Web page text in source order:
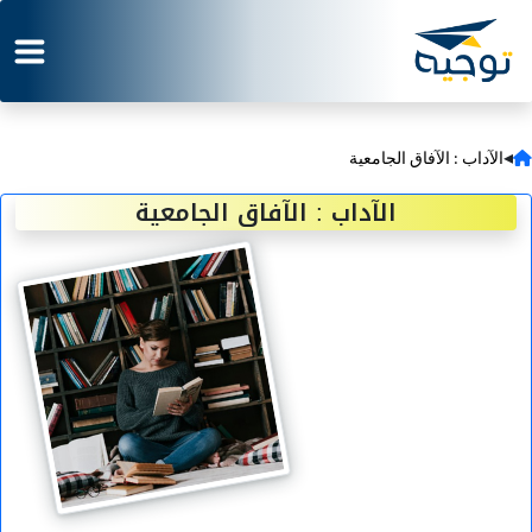
◂الآداب : الآفاق الجامعية
الآداب : الآفاق الجامعية